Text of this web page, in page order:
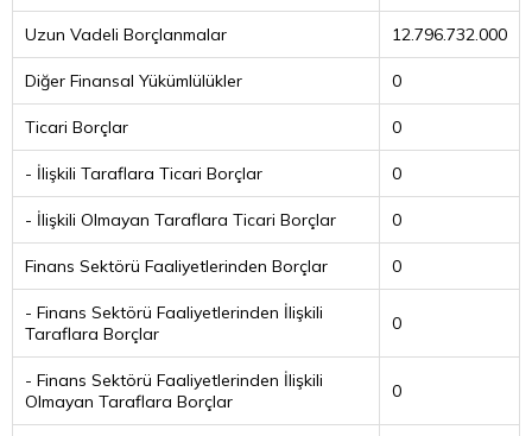
Uzun Vadeli Borçlanmalar 12.796.732.000
Diğer Finansal Yükümlülükler 0
Ticari Borçlar 0
- İlişkili Taraflara Ticari Borçlar 0
- İlişkili Olmayan Taraflara Ticari Borçlar 0
Finans Sektörü Faaliyetlerinden Borçlar 0
- Finans Sektörü Faaliyetlerinden İlişkili
Taraflara Borçlar
0
- Finans Sektörü Faaliyetlerinden İlişkili
Olmayan Taraflara Borçlar
0